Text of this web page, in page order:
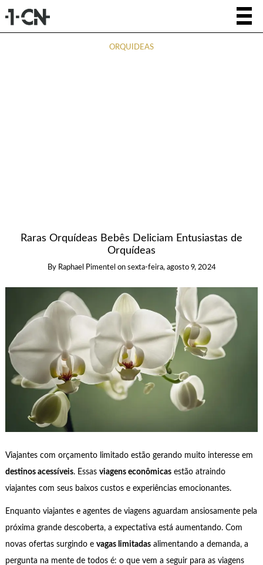
ORQUÍDEAS
Raras Orquídeas Bebês Deliciam Entusiastas de
Orquídeas
By Raphael Pimentel on sexta-feira, agosto 9, 2024
Viajantes com orçamento limitado estão gerando muito interesse em
destinos acessíveis. Essas viagens econômicasestão atraindo
viajantes com seus baixos custos e experiências emocionantes.
Enquanto viajantes e agentes de viagens aguardam ansiosamente pela
próxima grande descoberta, a expectativa está aumentando. Com
novas ofertas surgindo e vagas limitadasalimentando a demanda, a
pergunta na mente de todos é: o que vem a seguir para as viagens